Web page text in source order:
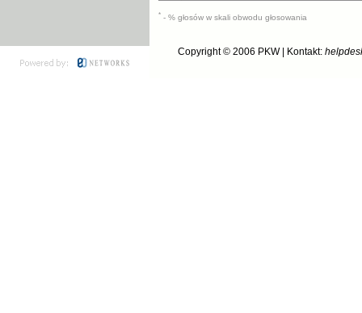
* - % głosów w skali obwodu głosowania
Copyright © 2006 PKW| Kontakt: